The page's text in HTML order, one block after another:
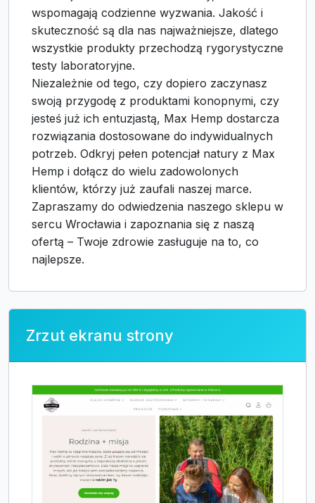
wspomagają codzienne wyzwania. Jakość i
skuteczność są dla nas najważniejsze, dlatego
wszystkie produkty przechodzą rygorystyczne
testy laboratoryjne.
Niezależnie od tego, czy dopiero zaczynasz
swoją przygodę z produktami konopnymi, czy
jesteś już ich entuzjastą, Max Hemp dostarcza
rozwiązania dostosowane do indywidualnych
potrzeb. Odkryj pełen potencjał natury z Max
Hemp i dołącz do wielu zadowolonych
klientów, którzy już zaufali naszej marce.
Zapraszamy do odwiedzenia naszego sklepu w
sercu Wrocławia i zapoznania się z naszą
ofertą – Twoje zdrowie zasługuje na to, co
najlepsze.
Zrzut ekranu strony